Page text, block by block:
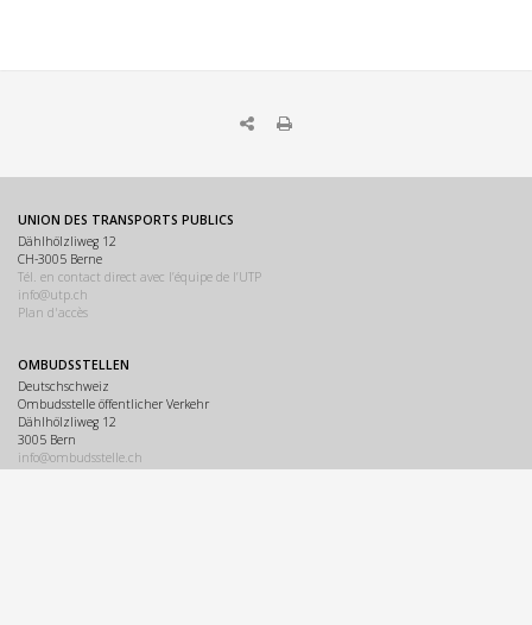
UNION DES TRANSPORTS PUBLICS
Dählhölzliweg 12
CH-3005 Berne
Tél. en contact direct avec l’équipe de l’UTP
info@utp.ch
Plan d'accès
OMBUDSSTELLEN
Deutschschweiz
Ombudsstelle öffentlicher Verkehr
Dählhölzliweg 12
3005 Bern
info@ombudsstelle.ch